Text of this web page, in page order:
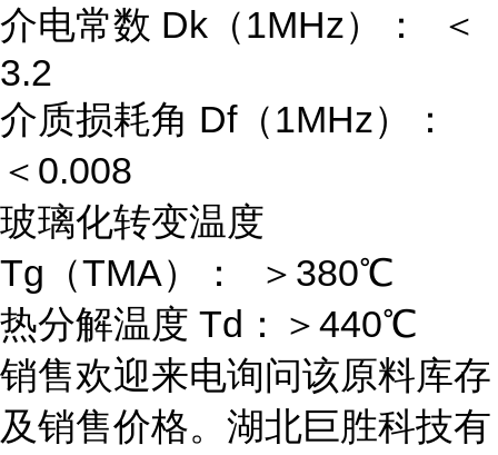
介电常数 Dk（1MHz）： ＜
3.2
介质损耗角 Df（1MHz）：
＜0.008
玻璃化转变温度
Tg（TMA）： ＞380℃
热分解温度 Td：＞440℃
销售欢迎来电询问该原料库存
及销售价格。湖北巨胜科技有